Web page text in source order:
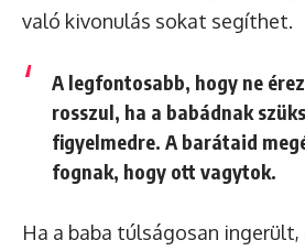
való kivonulás sokat segíthet.
A legfontosabb, hogy ne
rosszul, ha a babádnak
figyelmedre. A barátaid
fognak, hogy ott vagytok.
Ha a baba túlságosan ingerült,